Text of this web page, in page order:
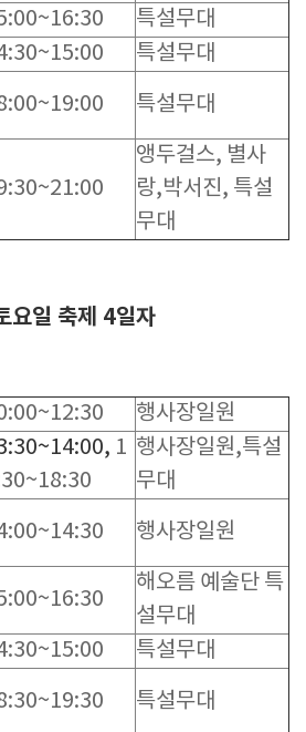
특설무대
특설무대
특설무대
앵두걸스, 별사
랑,박서진, 특설
무대
일 축제 4일자
행사장일원
1 행사장일원,특설
무대
행사장일원
해오름 예술단 특
설무대
특설무대
특설무대